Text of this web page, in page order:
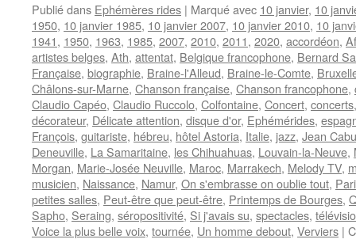
Publié dans Ephémères rides | Marqué avec 10 janvier, 10
1950, 10 janvier 1985, 10 janvier 2007, 10 janvier 2010, 10
1941, 1950, 1963, 1985, 2007, 2010, 2011, 2020, accordéon,
artistes belges, Ath, attentat, Belgique francophone, Bernard
Française, biographie, Braine-l'Alleud, Braine-le-Comte,
Châlons-sur-Marne, Chanson française, Chanson francophone,
Claudio Capéo, Claudio Ruccolo, Colfontaine, Concert, concerts
décorateur, Délicate attention, disque d'or, Ephémérides,
François, guitariste, hébreu, hôtel Astoria, Italie, jazz, Jean
Deneuville, La Samaritaine, les Chihuahuas, Louvain-la-Neuve,
Morgan, Marie-Josée Neuville, Maroc, Marrakech, Melody TV,
musicien, Naissance, Namur, On s'embrasse on oublie tout,
petites salles, Peut-être que peut-être, Printemps de Bourges,
Sapho, Seraing, séropositivité, Si j'avais su, spectacles,
Voice la plus belle voix, tournée, Un homme debout, Verviers |